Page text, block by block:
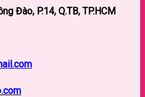
Đào, P.14, Q.TB, TP.HCM